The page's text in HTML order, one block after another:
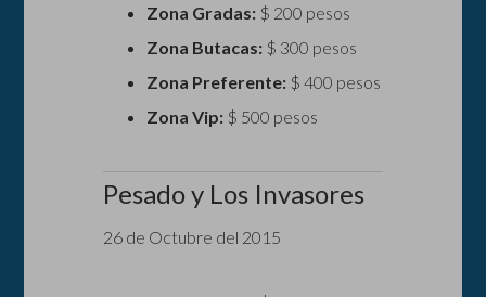
Zona Gradas: $ 200 pesos
Zona Butacas: $ 300 pesos
Zona Preferente: $ 400 pesos
Zona Vip: $ 500 pesos
Pesado y Los Invasores
26 de Octubre del 2015